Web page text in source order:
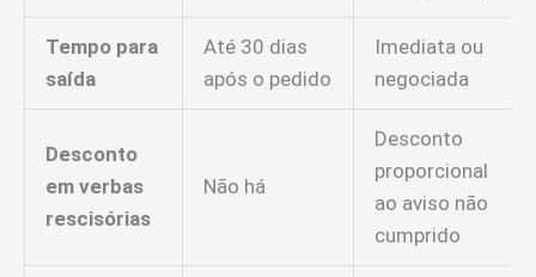
Tempo para
saída
Até 30 dias
após o pedido
Imediata ou
negociada
Desconto
em verbas
rescisórias
Não há
Desconto
proporcional
ao aviso não
cumprido